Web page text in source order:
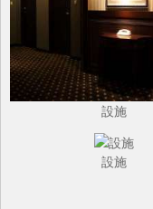
設施
設施